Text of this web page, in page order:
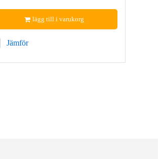
Jämför
lägg till i varukorg